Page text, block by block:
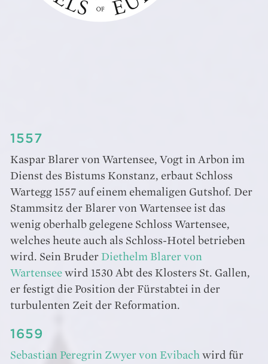
1557
Kaspar Blarer von Wartensee, Vogt in Arbon im
Dienst des Bistums Konstanz, erbaut Schloss
Wartegg 1557 auf einem ehemaligen Gutshof. Der
Stammsitz der Blarer von Wartensee ist das
wenig oberhalb gelegene Schloss Wartensee,
welches heute auch als Schloss-Hotel betrieben
wird. Sein Bruder Diethelm Blarer von
Wartensee wird 1530 Abt des Klosters St. Gallen,
er festigt die Position der Fürstabtei in der
turbulenten Zeit der Reformation.
1659
Sebastian Peregrin Zwyer von Evibach wird für